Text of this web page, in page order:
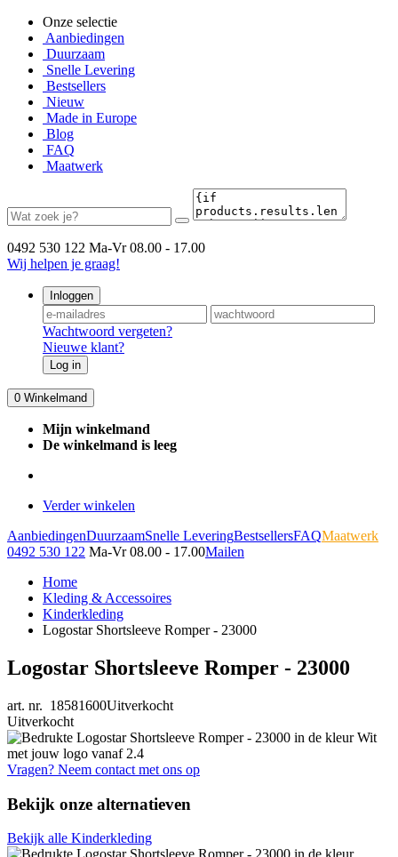
Onze selectie
Aanbiedingen
Duurzaam
Snelle Levering
Bestsellers
Nieuw
Made in Europe
Blog
FAQ
Maatwerk
0492 530 122 Ma-Vr 08.00 - 17.00
Wij helpen je graag!
Inloggen
Wachtwoord vergeten?
Nieuwe klant?
Log in
0 Winkelmand
Mijn winkelmand
De winkelmand is leeg
Verder winkelen
AanbiedingenDuurzaamSnelle LeveringBestsellersFAQMaatwerk
0492 530 122 Ma-Vr 08.00 - 17.00Mailen
Home
Kleding & Accessoires
Kinderkleding
Logostar Shortsleeve Romper - 23000
Logostar Shortsleeve Romper - 23000
art. nr. 18581600Uitverkocht
Uitverkocht
Vragen? Neem contact met ons op
Bekijk onze alternatieven
Bekijk alle Kinderkleding